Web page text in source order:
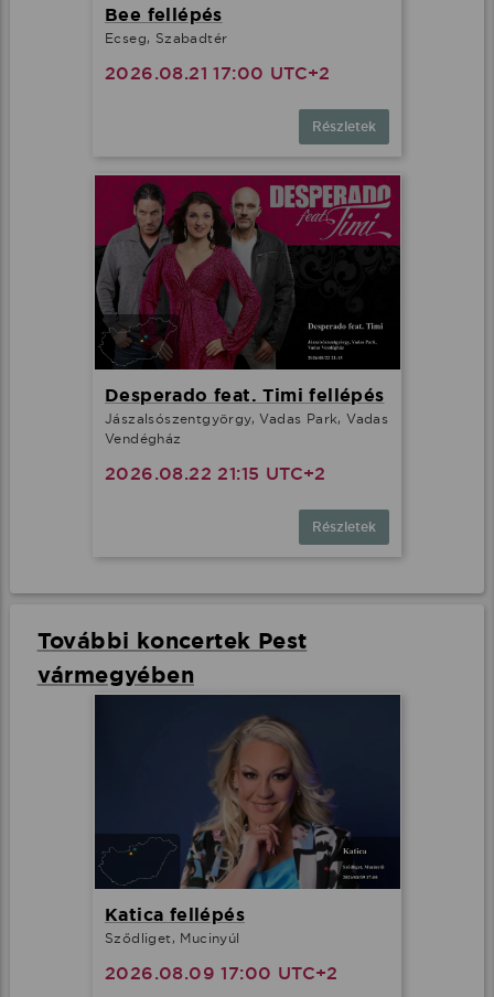
Bee fellépés
Ecseg, Szabadtér
2026.08.21 17:00 UTC+2
Részletek
Desperado feat. Timi fellépés
Jászalsószentgyörgy, Vadas Park, Vadas
Vendégház
2026.08.22 21:15 UTC+2
Részletek
További koncertek Pest
vármegyében
Katica fellépés
Sződliget, Mucinyúl
2026.08.09 17:00 UTC+2